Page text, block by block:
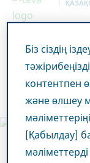
Kazakhstan
Жалпы
Біз сіздің
контентпен
және өлшеу
[Қабылдау]